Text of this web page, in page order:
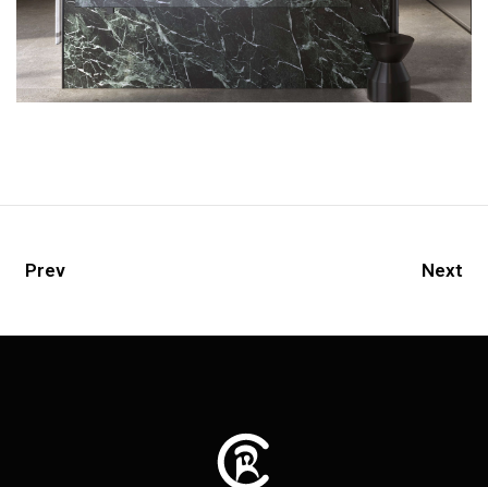
Prev Next